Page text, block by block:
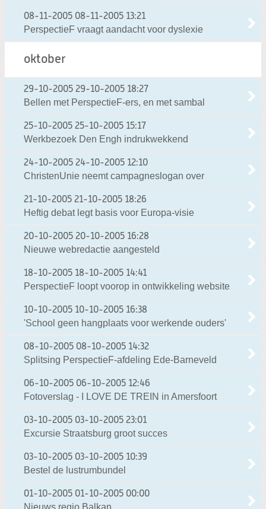
08-11-2005 08-11-2005 13:21
PerspectieF vraagt aandacht voor dyslexie
oktober
29-10-2005 29-10-2005 18:27
Bellen met PerspectieF-ers, en met sambal
25-10-2005 25-10-2005 15:17
Werkbezoek Den Engh indrukwekkend
24-10-2005 24-10-2005 12:10
ChristenUnie neemt campagneslogan over
21-10-2005 21-10-2005 18:26
Heftig debat legt basis voor Europa-visie
20-10-2005 20-10-2005 16:28
Nieuwe webredactie aangesteld
18-10-2005 18-10-2005 14:41
PerspectieF loopt voorop in ontwikkeling website
10-10-2005 10-10-2005 16:38
'School geen hangplaats voor werkende ouders'
08-10-2005 08-10-2005 14:32
Splitsing PerspectieF-afdeling Ede-Barneveld
06-10-2005 06-10-2005 12:46
Fotoverslag - I LOVE DE TREIN in Amersfoort
03-10-2005 03-10-2005 23:01
Excursie Straatsburg groot succes
03-10-2005 03-10-2005 10:39
Bestel de lustrumbundel
01-10-2005 01-10-2005 00:00